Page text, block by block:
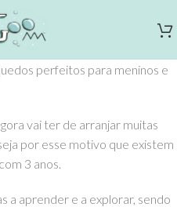
perfeitos para meninos e
vai ter de arranjar muitas
por esse motivo que existem
3 anos.
a aprender e a explorar, sendo